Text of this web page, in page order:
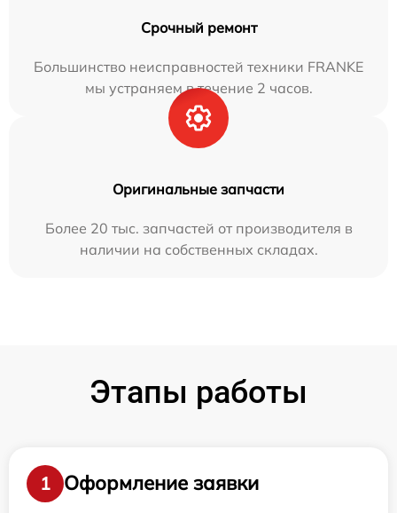
Срочный ремонт
Большинство неисправностей техники FRANKE
мы устраняем в течение 2 часов.
Оригинальные запчасти
Более 20 тыс. запчастей от производителя в
наличии на собственных складах.
Этапы работы
1
Оформление заявки